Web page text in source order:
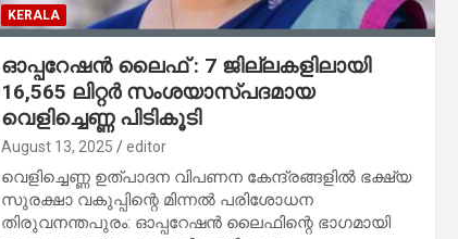
KERALA
ഓപ്പറേഷന്‍ ലൈഫ് : 7 ജില്ലകളിലായി
16,565 ലിറ്റര്‍ സംശയാസ്പദമായ
വെളിച്ചെണ്ണ പിടികൂടി
August 13, 2025 editor
വെളിച്ചെണ്ണ ഉത്പാദന വിപണന കേന്ദ്രങ്ങളില്‍ ഭക്ഷ്യ
സുരക്ഷാ വകുപ്പിന്റെ മിന്നല്‍ പരിശോധന
തിരുവനന്തപുരം: ഓപ്പറേഷന്‍ ലൈഫിന്റെ ഭാഗമായി